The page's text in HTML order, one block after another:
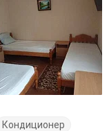
Кондиционер